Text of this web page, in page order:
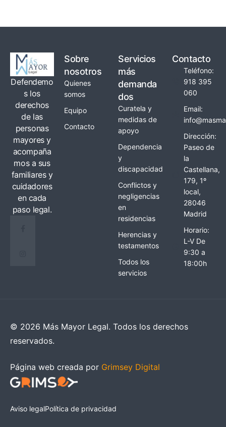
Defendemo
s los
derechos
de las
personas
mayores y
acompaña
mos a sus
familiares y
cuidadores
en cada
paso legal.
Sobre
nosotros
Quienes
somos
Equipo
Contacto
Servicios
más
demanda
dos
Curatela y
medidas de
apoyo
Dependencia
y
discapacidad
Conflictos y
negligencias
en
residencias
Herencias y
testamentos
Todos los
servicios
Contacto
Teléfono:
918 395
060
Email:
Dirección:
Paseo de
la
Castellana,
179, 1º
local,
28046
Madrid
Horario:
L-V De
9:30 a
18:00h
© 2026 Más Mayor Legal. Todos los derechos
reservados.
Página web creada por Grimsey Digital
Aviso legalPolítica de privacidad